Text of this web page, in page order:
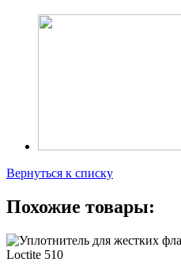
Вернуться к списку
Похожие товары: